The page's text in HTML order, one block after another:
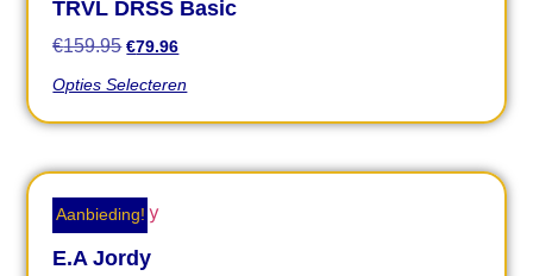
TRVL DRSS Basic
€159.95 €79.96
Opties Selecteren
Aanbieding!
E.A Jordy